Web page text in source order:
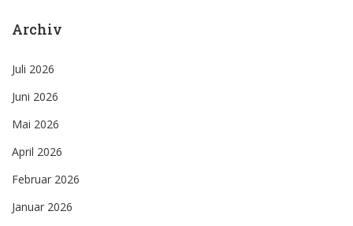
Archiv
Juli 2026
Juni 2026
Mai 2026
April 2026
Februar 2026
Januar 2026